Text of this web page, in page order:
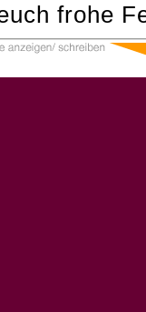
frohe